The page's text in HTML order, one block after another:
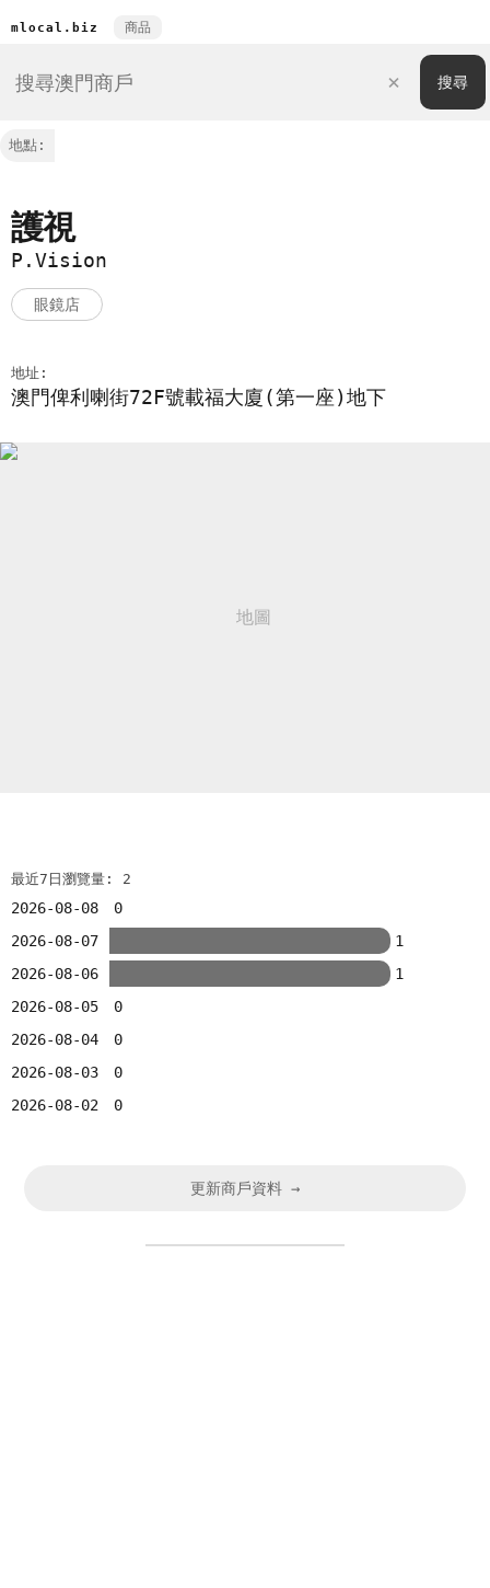
mlocal.biz 商品
地點:
護視
P.Vision
眼鏡店
地址:
澳門俾利喇街72F號載福大廈(第一座)地下
最近7日瀏覽量: 2
2026-08-08
0
2026-08-07
1
2026-08-06
1
2026-08-05
0
2026-08-04
0
2026-08-03
0
2026-08-02
0
更新商戶資料 →